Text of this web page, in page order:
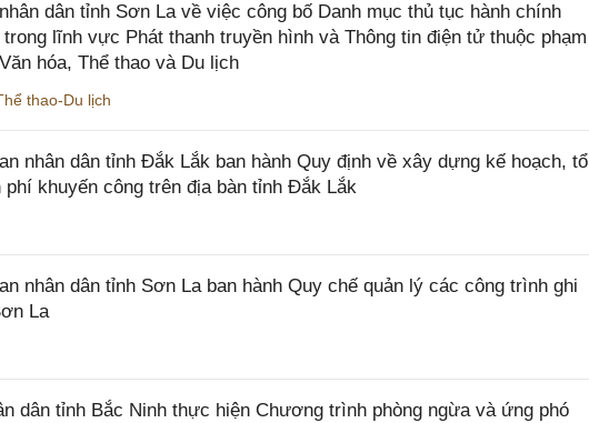
dân tỉnh Sơn La về việc công bố Danh mục thủ tục hành chính
lĩnh vực Phát thanh truyền hình và Thông tin điện tử thuộc phạm
hóa, Thể thao và Du lịch
thao-Du lịch
nhân dân tỉnh Đắk Lắk ban hành Quy định về xây dựng kế hoạch, tổ
khuyến công trên địa bàn tỉnh Đắk Lắk
nhân dân tỉnh Sơn La ban hành Quy chế quản lý các công trình ghi
La
dân tỉnh Bắc Ninh thực hiện Chương trình phòng ngừa và ứng phó